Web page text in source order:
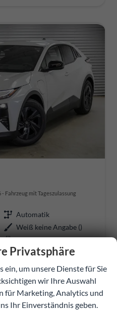
Fahrzeug mit Tageszulassung
Automatik
Weiß keine Angabe ()
20 km
Details
Privatsphäre
ein, um unsere Dienste für Sie
wir Ihre Auswahl
für Marketing, Analytics und
Ihr Einverständnis geben.